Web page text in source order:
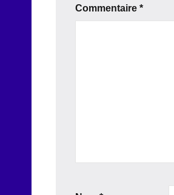
Commentaire *